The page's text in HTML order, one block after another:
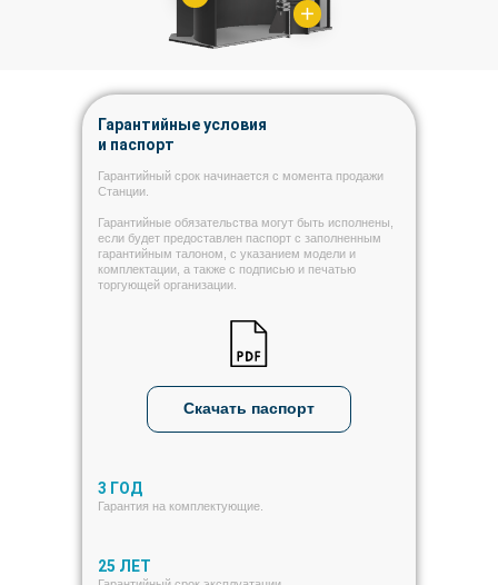
Гарантийные условия
и паспорт
Гарантийный срок начинается с момента продажи
Станции.
Гарантийные обязательства могут быть исполнены,
если будет предоставлен паспорт с заполненным
гарантийным талоном, с указанием модели и
комплектации, а также с подписью и печатью
торгующей организации.
Гарантия на комплектующие.
3 ГОД
25 ЛЕТ
Скачать паспорт